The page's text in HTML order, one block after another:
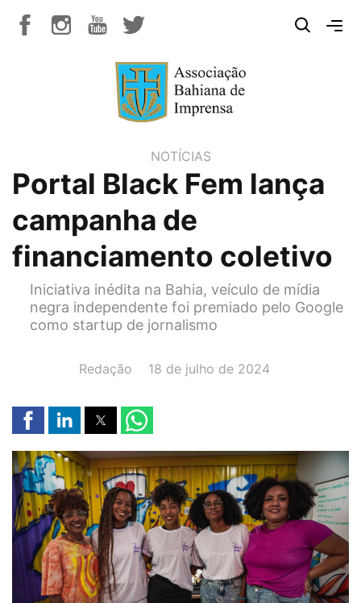
NOTÍCIAS
Portal Black Fem lança
campanha de
financiamento coletivo
Iniciativa inédita na Bahia, veículo de mídia
negra independente foi premiado pelo Google
como startup de jornalismo
AUTOR(A):
Redação DATA:
18 de julho de 2024